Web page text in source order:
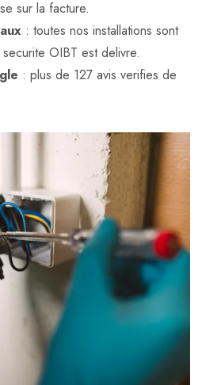
sur la facture.
: toutes nos installations sont
OIBT est delivre.
: plus de 127 avis verifies de